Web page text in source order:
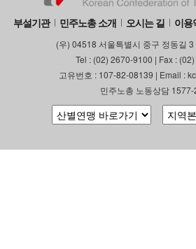
부설기관 민주노총 소개 오시는 길 이용
(우) 04518 서울특별시 중구 정동길
Tel : (02) 2670-9100 | Fax :
고유번호 : 107-82-08139 | Email :
민주노총 노동상담